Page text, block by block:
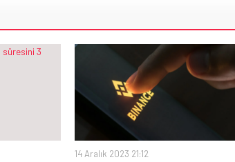
14 Aralık 2023 21:12